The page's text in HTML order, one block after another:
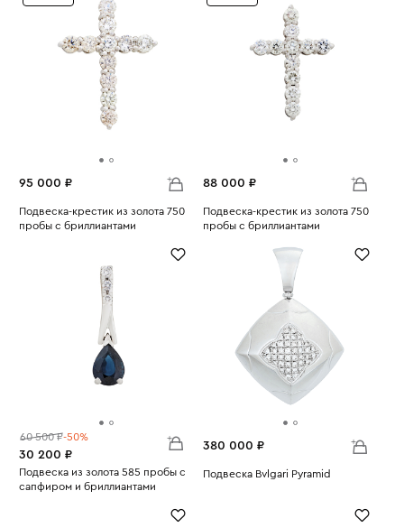
95 000 ₽
Подвеска-крестик из золота 750
пробы с бриллиантами
88 000 ₽
Подвеска-крестик из золота 750
пробы с бриллиантами
60 500 ₽-50%
30 200 ₽
Подвеска из золота 585 пробы с
сапфиром и бриллиантами
380 000 ₽
Подвеска Bvlgari Pyramid